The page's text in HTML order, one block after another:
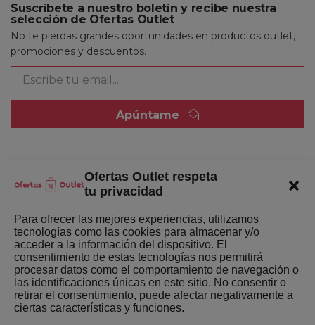
Ofertas Outlet respeta
tu privacidad
Para ofrecer las mejores experiencias, utilizamos
tecnologías como las cookies para almacenar y/o
acceder a la información del dispositivo. El
consentimiento de estas tecnologías nos permitirá
procesar datos como el comportamiento de navegación o
las identificaciones únicas en este sitio. No consentir o
retirar el consentimiento, puede afectar negativamente a
ciertas características y funciones.
Suscríbete a nuestro boletín y recibe nuestra
selección de Ofertas Outlet
No te pierdas grandes oportunidades en productos outlet,
promociones y descuentos.
Apúntame
Quienes somos
Últimas Novedades
Mejores ofertas de la semana